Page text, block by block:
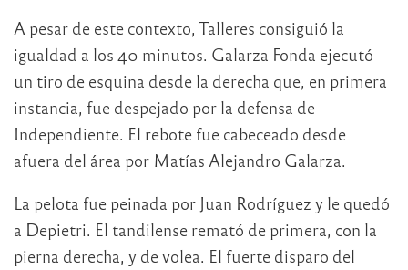
A pesar de este contexto, Talleres consiguió la
igualdad a los 40 minutos. Galarza Fonda ejecutó
un tiro de esquina desde la derecha que, en primera
instancia, fue despejado por la defensa de
Independiente. El rebote fue cabeceado desde
afuera del área por Matías Alejandro Galarza.
La pelota fue peinada por Juan Rodríguez y le quedó
a Depietri. El tandilense remató de primera, con la
pierna derecha, y de volea. El fuerte disparo del